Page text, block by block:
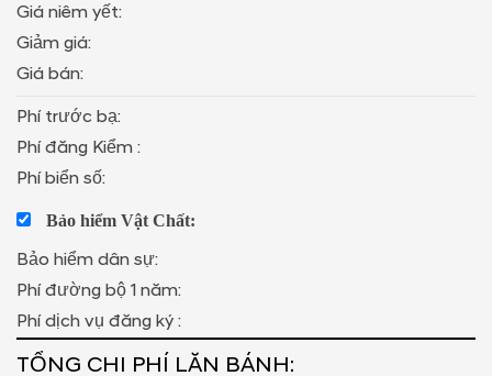
Giá niêm yết:
Giảm giá:
Giá bán:
Phí trước bạ:
Phí đăng Kiểm :
Phí biển số:
Bảo hiểm Vật Chất:
Bảo hiểm dân sự:
Phí đường bộ 1 năm:
Phí dịch vụ đăng ký :
TỔNG CHI PHÍ LĂN BÁNH: